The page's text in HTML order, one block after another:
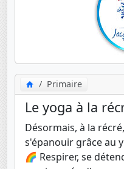
Primaire
Le yoga à la
Désormais, à la
s'épanouir grâce au
🌈 Respirer, se